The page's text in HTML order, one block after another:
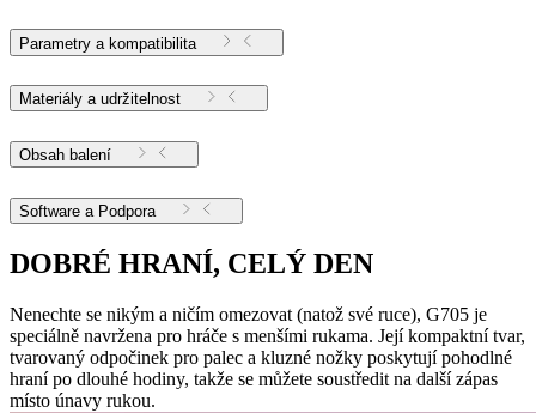
Parametry a kompatibilita
Materiály a udržitelnost
Obsah balení
Software a Podpora
DOBRÉ HRANÍ, CELÝ DEN
Nenechte se nikým a ničím omezovat (natož své ruce), G705 je
speciálně navržena pro hráče s menšími rukama. Její kompaktní tvar,
tvarovaný odpočinek pro palec a kluzné nožky poskytují pohodlné
hraní po dlouhé hodiny, takže se můžete soustředit na další zápas
místo únavy rukou.